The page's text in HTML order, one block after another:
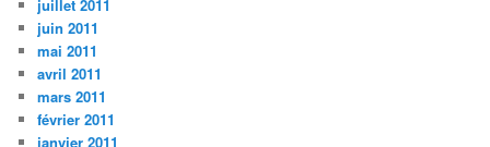
juillet 2011
juin 2011
mai 2011
avril 2011
mars 2011
février 2011
janvier 2011